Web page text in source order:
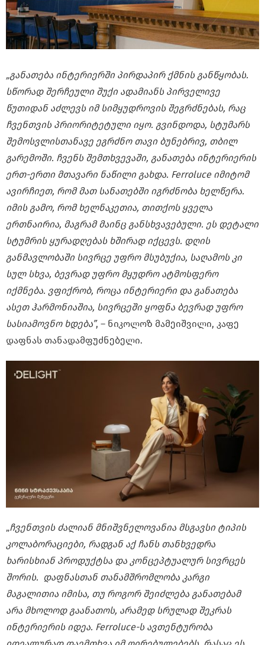
„განათება ინტერიერში პირდაპირ ქმნის განწყობას.
სწორად შერჩეული შუქი ადამიანს პირველივე
წუთიდან აძლევს იმ სიმყუდროვის შეგრძნებას, რაც
ჩვენთვის პრიორიტეტული იყო. გვინდოდა, სტუმარს
შემოსვლისთანავე ეგრძნო თავი ბუნებრივ, თბილ
გარემოში. ჩვენს შემთხვევაში, განათება ინტერიერის
ერთ-ერთი მთავარი ნაწილი გახდა. Ferroluce იმიტომ
ავირჩიეთ, რომ მათ სანათებში იგრძნობა ხელწერა.
იმის გამო, რომ ხელნაკეთია, თითქოს ყველა
ერთნაირია, მაგრამ მაინც განსხვავებული. ეს დეტალი
სტუმრის ყურადღებას ხშირად იქცევს. დღის
განმავლობაში სივრცე უფრო მსუბუქია, საღამოს კი
სულ სხვა, ბევრად უფრო მყუდრო ატმოსფერო
იქმნება. ვფიქრობ, როცა ინტერიერი და განათება
ასეთ ჰარმონიაშია, სივრცეში ყოფნა ბევრად უფრო
სასიამოვნო ხდება”, – ნიკოლოზ მამეიშვილი, კაფე
დაფნას თანადამფუძნებელი.
„ჩვენთვის ძალიან მნიშვნელოვანია მსგავსი ტიპის
კოლაბორაციები, რადგან აქ ჩანს თანხვედრა
ხარისხიან პროდუქტსა და კონცეპტუალურ სივრცეს
შორის. დაფნასთან თანამშრომლობა კარგი
მაგალითია იმისა, თუ როგორ შეიძლება განათებამ
არა მხოლოდ გაანათოს, არამედ სრულად შეკრას
ინტერიერის იდეა. Ferroluce-ს ავთენტურობა